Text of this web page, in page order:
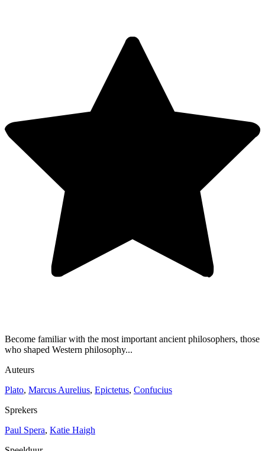
Become familiar with the most important ancient philosophers, those
who shaped Western philosophy...
Auteurs
Plato, Marcus Aurelius, Epictetus, Confucius
Sprekers
Paul Spera, Katie Haigh